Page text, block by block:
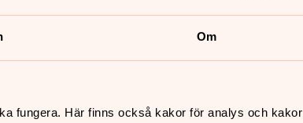
Om
fungera. Här finns också kakor för analys och kakor